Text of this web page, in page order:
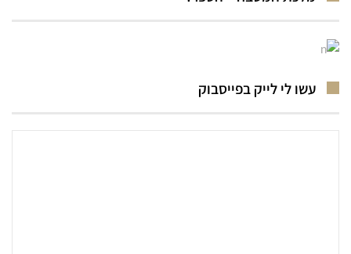
עשו לי לייק בפייסבוק